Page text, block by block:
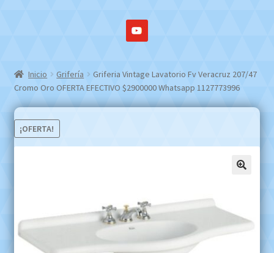
Inicio Grifería
Griferia Vintage Lavatorio Fv Veracruz 207/47
Cromo Oro OFERTA EFECTIVO $2900000 Whatsapp 1127773996
¡OFERTA!